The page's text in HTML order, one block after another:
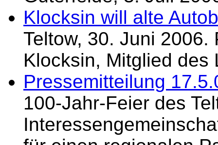
Klocksin will alte
Teltow, 30. Juni
Klocksin, Mitglied des
Pressemitteilung
100-Jahr-Feier des